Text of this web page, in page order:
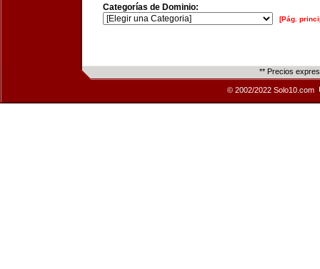
Categorías de Dominio:
[Pág.
** Precios
© 2002/2022 Solo10.com